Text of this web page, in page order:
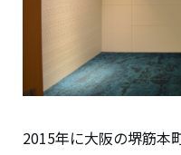
2015年に大阪の堺筋本